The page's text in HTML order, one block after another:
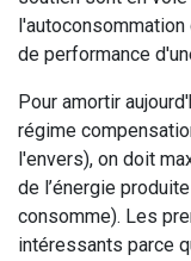
de performance
Pour amortir
régime
l'envers), on doit
de l’énergie
consomme). Les
intéressants parce